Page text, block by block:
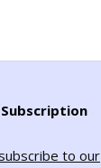
to our